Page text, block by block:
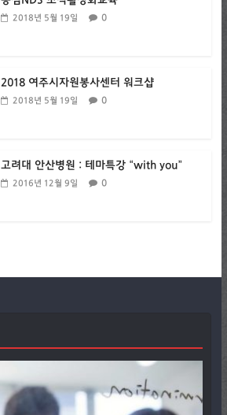
2018년 5월 19일 0
2018 여주시자원봉사센터 워크샵
2018년 5월 19일 0
고려대 안산병원 : 테마특강 “with you”
2016년 12월 9일 0